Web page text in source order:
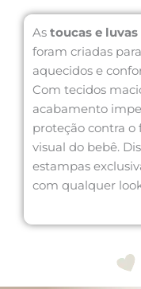
As toucas e luvas
foram criadas
aquecidos e
Com tecidos
acabamento
proteção contra o
visual do bebê.
estampas
com qualquer